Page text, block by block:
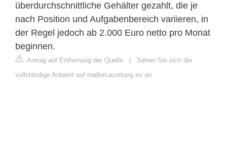
überdurchschnittliche Gehälter gezahlt, die je
nach Position und Aufgabenbereich variieren, in
der Regel jedoch ab 2.000 Euro netto pro Monat
beginnen.
Antrag auf Entfernung der Quelle
Sehen Sie sich die
vollständige Antwort auf mallorcazeitung.es an